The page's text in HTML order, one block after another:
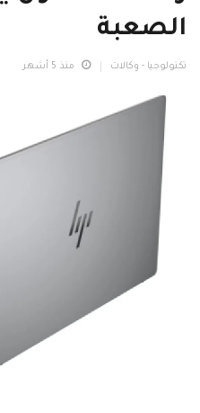
الصعبة
تكنولوجيا - وكالات منذ 5 أشهر